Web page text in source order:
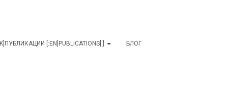
[:EN]PUBLICATIONS[:] БЛОГ